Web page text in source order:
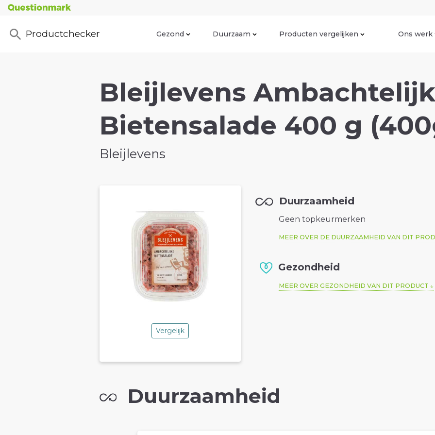
Productchecker Gezond Duurzaam Producten vergelijken Ons werk
Bleijlevens
Bietensalade 400 g
Bleijlevens
Vergelijk
Duurzaamheid
Geen topkeurmerken
MEER OVER DE DUURZAAMHEID VAN DIT
Gezondheid
MEER OVER GEZONDHEID VAN DIT PRODUCT
Duurzaamheid